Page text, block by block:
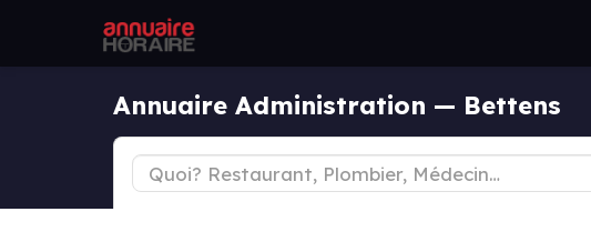
Annuaire Administration — Bettens